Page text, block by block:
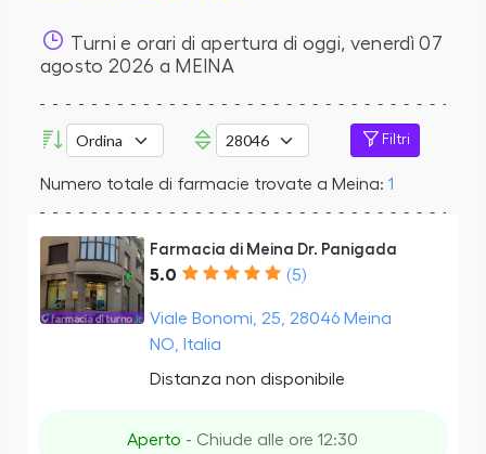
Turni e orari di apertura di oggi, venerdì 07
agosto 2026 a MEINA
Filtri
Numero totale di farmacie trovate a Meina: 1
Farmacia di Meina Dr. Panigada
5.0 (5)
Viale Bonomi, 25, 28046 Meina
NO, Italia
Distanza non disponibile
Aperto - Chiude alle ore 12:30